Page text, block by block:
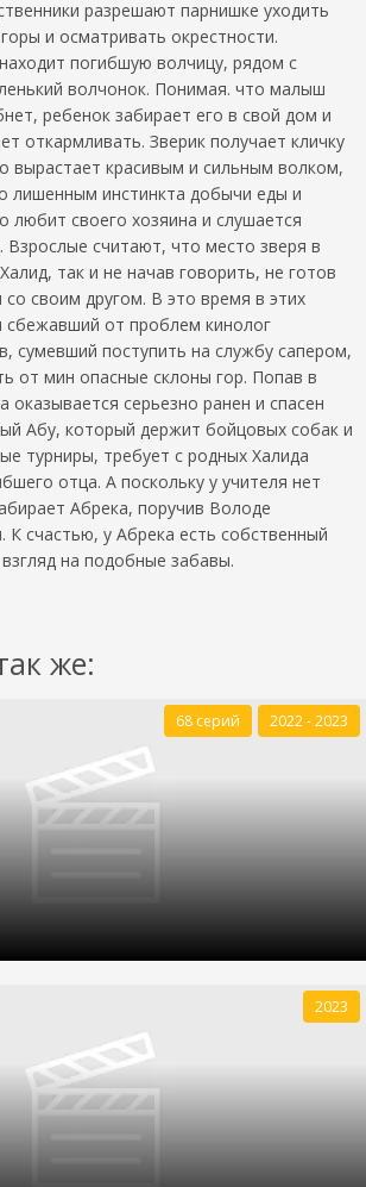
разрешают парнишке уходить
и осматривать окрестности.
погибшую волчицу, рядом с
волчонок. Понимая. что малыш
ребенок забирает его в свой дом и
откармливать. Зверик получает кличку
вырастает красивым и сильным волком,
лишенным инстинкта добычи еды и
любит своего хозяина и слушается
Взрослые считают, что место зверя в
так и не начав говорить, не готов
со своим другом. В это время в этих
сбежавший от проблем кинолог
сумевший поступить на службу сапером,
от мин опасные склоны гор. Попав в
оказывается серьезно ранен и спасен
Абу, который держит бойцовых собак и
турниры, требует с родных Халида
отца. А поскольку у учителя нет
Абрека, поручив Володе
К счастью, у Абрека есть собственный
на подобные забавы.
же:
68 серий 2022 - 2023
2023